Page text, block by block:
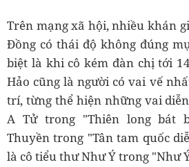
Trên mạng xã hội, nhiều khán
Đồng có thái độ không đúng
biệt là khi cô kém đàn chị tới
Hảo cũng là người có vai vế
trí, từng thể hiện những vai
A Tử trong "Thiên long bát
Thuyền trong "Tân tam quốc
là cô tiểu thư Như Ý trong "Như